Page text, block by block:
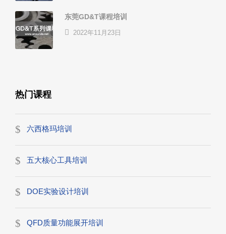
东莞GD&T课程培训
2022年11月23日
热门课程
六西格玛培训
五大核心工具培训
DOE实验设计培训
QFD质量功能展开培训